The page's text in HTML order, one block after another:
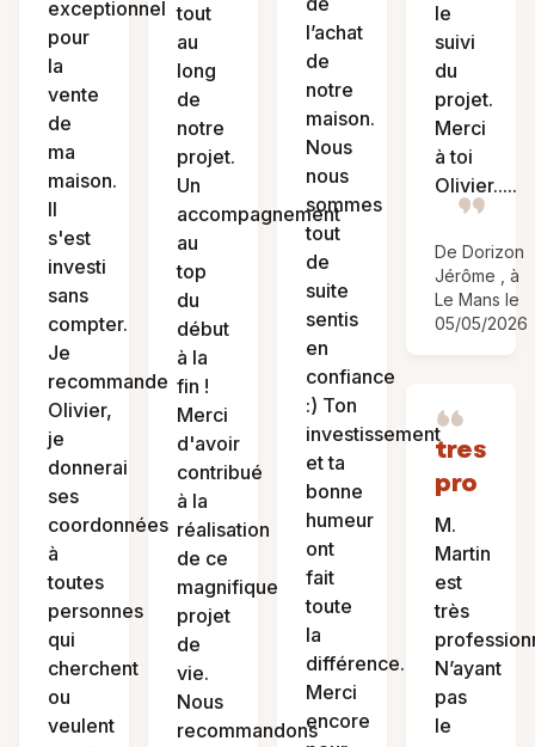
exceptionnel
pour
la
vente
de
ma
maison.
Il
s'est
investi
sans
compter.
Je
recommande
Olivier,
je
donnerai
ses
coordonnées
à
toutes
personnes
qui
cherchent
ou
veulent
tout
au
long
de
notre
projet.
Un
accompagnement
au
top
du
début
à la
fin !
Merci
d'avoir
contribué
à la
réalisation
de ce
magnifique
projet
de
vie.
Nous
recommandons
l’achat
de
notre
maison.
Nous
nous
sommes
tout
de
suite
sentis
en
confiance
:) Ton
investissement
et ta
bonne
humeur
ont
fait
toute
la
différence.
Merci
encore
le
suivi
du
projet.
Merci
à toi
Olivier.....
De Dorizon
Jérôme , à
Le Mans le
05/05/2026
tres
pro
M.
Martin
est
très
N’ayant
pas
le